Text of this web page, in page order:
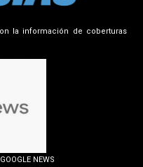
la información de coberturas
NEWS